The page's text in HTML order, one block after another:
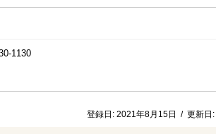
1130
登録日: 2021年8月15日 / 更新日: